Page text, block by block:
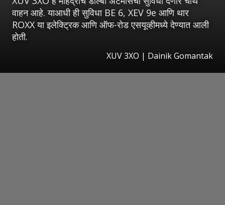
वाहन आहे. याआधी ही सुविधा BE 6, XEV 9e आणि थार
ROXX या इलेक्ट्रिक आणि ऑफ-रोड एसयूव्हीमध्ये देण्यात आली
होती.
XUV 3XO | Dainik Gomantak